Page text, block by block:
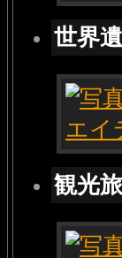
世界
観光